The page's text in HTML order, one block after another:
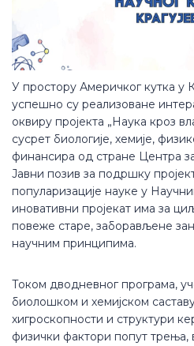
У простору Америчког кутка у
успешно су реализоване
оквиру пројекта „Наука кроз
сусрет биологије, хемије,
финансира од стране Центра
Јавни позив за подршку
популаризације науке у
иновативни пројекат има за
повеже старе, заборављене
научним принципима.
Током дводневног програма,
биолошком и хемијском
хигроскопности и структури
физички фактори попут трења,